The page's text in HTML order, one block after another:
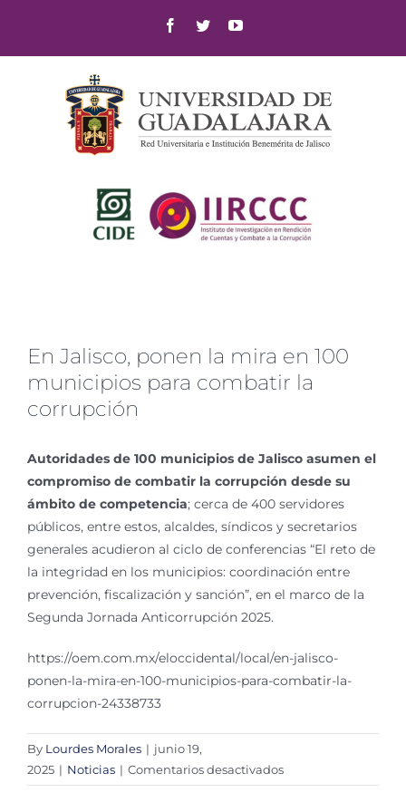
content
Facebook
TwitterYouTube
En Jalisco, ponen la mira en 100
municipios para combatir la
corrupción
Autoridades de 100 municipios de Jalisco asumen el
compromiso de combatir la corrupción desde su
ámbito de competencia; cerca de 400 servidores
públicos, entre estos, alcaldes, síndicos y secretarios
generales acudieron al ciclo de conferencias “El reto de
la integridad en los municipios: coordinación entre
prevención, fiscalización y sanción”, en el marco de la
Segunda Jornada Anticorrupción 2025.
https://oem.com.mx/eloccidental/local/en-jalisco-
ponen-la-mira-en-100-municipios-para-combatir-la-
corrupcion-24338733
By Lourdes Morales | junio 19,
2025 | Noticias | Comentarios desactivadosen
En